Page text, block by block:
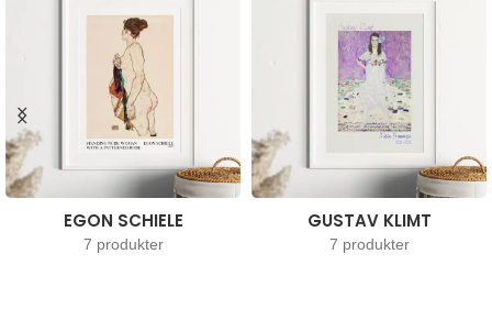
EGON SCHIELE
7 produkter
GUSTAV KLIMT
7 produkter